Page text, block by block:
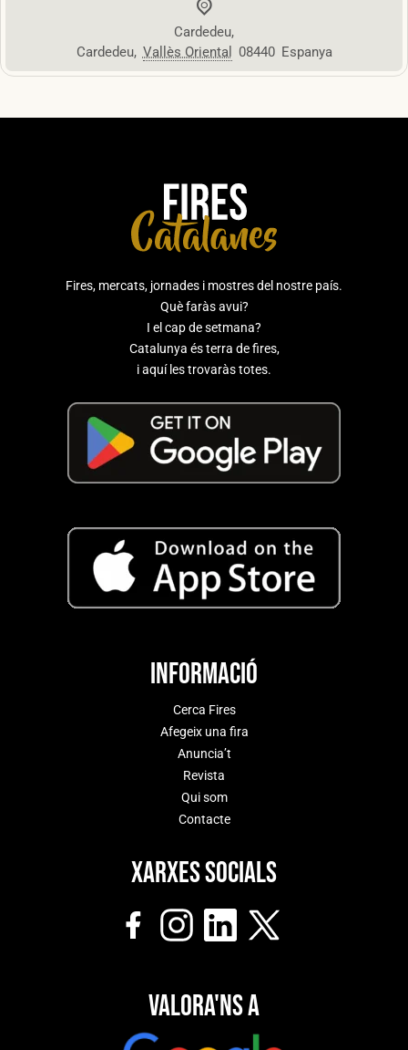
Cardedeu,
Cardedeu, Vallès Oriental 08440 Espanya
Fires, mercats, jornades i mostres del nostre país.
Què faràs avui?
I el cap de setmana?
Catalunya és terra de fires,
i aquí les trovaràs totes.
Informació
Cerca Fires
Afegeix una fira
Anuncia’t
Revista
Qui som
Contacte
Xarxes socials
Valora'ns a